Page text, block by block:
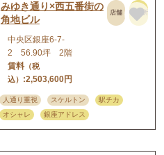
みゆき通り×西五番街の
角地ビル
店舗 事務所
中央区銀座6-7-
2 56.90坪 2階
賃料（税
込） :2,503,600円
人通り重視 スケルトン
駅チカ
オシャレ
銀座アドレス